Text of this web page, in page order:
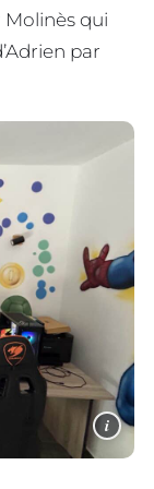
Molinès qui
par
i